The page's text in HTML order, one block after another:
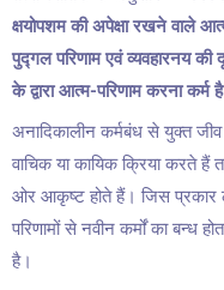
क्षयोपशम की अपेक्षा रखने वाले
पुद्गल परिणाम एवं व्यवहारनय की
के द्वारा आत्म-परिणाम करना कर्म
अनादिकालीन कर्मबंध से युक्त
वाचिक या कायिक क्रिया करते हैं
ओर आकृष्ट होते हैं। जिस प्रकार
परिणामों से नवीन कर्मों का बन्ध
है।